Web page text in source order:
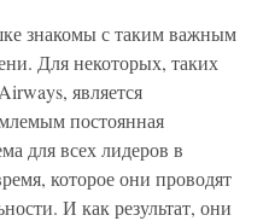
знакомы с таким важным
Для некоторых, таких
является
постоянная
для всех лидеров в
которое они проводят
И как результат, они